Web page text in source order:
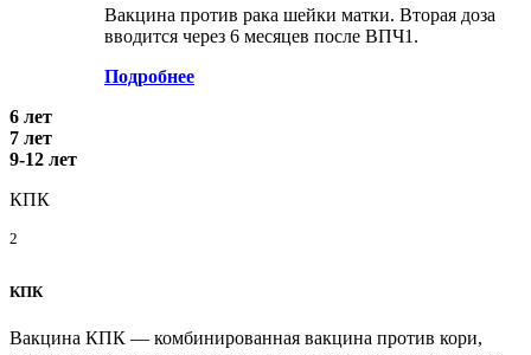
Вакцина против рака шейки матки. Вторая доза
вводится через 6 месяцев после ВПЧ1.
Подробнее
6 лет
7 лет
9-12 лет
КПК
2
КПК
Вакцина КПК — комбинированная вакцина против кори,